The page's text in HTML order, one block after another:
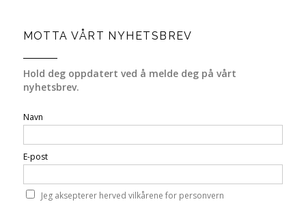
MOTTA VÅRT NYHETSBREV
Hold deg oppdatert ved å melde deg på vårt
nyhetsbrev.
Navn
E-post
Jeg aksepterer herved vilkårene for personvern